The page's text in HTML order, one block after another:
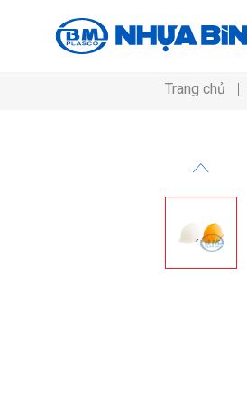
Trang chủ